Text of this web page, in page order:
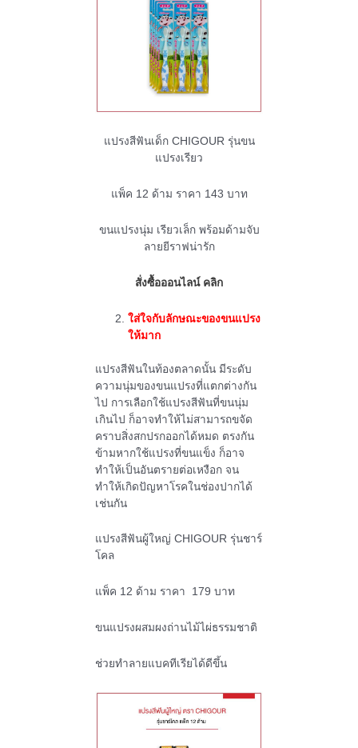
แปรงสีฟันเด็ก CHIGOUR รุ่นขน
แปรงเรียว
แพ็ค 12 ด้าม ราคา 143 บาท
ขนแปรงนุ่ม เรียวเล็ก พร้อมด้ามจับ
ลายยีราฟน่ารัก
สั่งซื้อออนไลน์ คลิก
ใส่ใจกับลักษณะของขนแปรง
ให้มาก
แปรงสีฟันในท้องตลาดนั้น มีระดับ
ความนุ่มของขนแปรงที่แตกต่างกัน
ไป การเลือกใช้แปรงสีฟันที่ขนนุ่ม
เกินไป ก็อาจทำให้ไม่สามารถขจัด
คราบสิ่งสกปรกออกได้หมด ตรงกัน
ข้ามหากใช้แปรงที่ขนแข็ง ก็อาจ
ทำให้เป็นอันตรายต่อเหงือก จน
ทำให้เกิดปัญหาโรคในช่องปากได้
เช่นกัน
แปรงสีฟันผู้ใหญ่ CHIGOUR รุ่นชาร์
โคล
แพ็ค 12 ด้าม ราคา 179 บาท
ขนแปรงผสมผงถ่านไม้ไผ่ธรรมชาติ
ช่วยทำลายแบคทีเรียได้ดีขึ้น